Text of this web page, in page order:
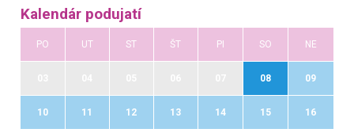
Kalendár podujatí
PO UT ST ŠT PI SO NE
08 09
10 11 12 13 14 15 16